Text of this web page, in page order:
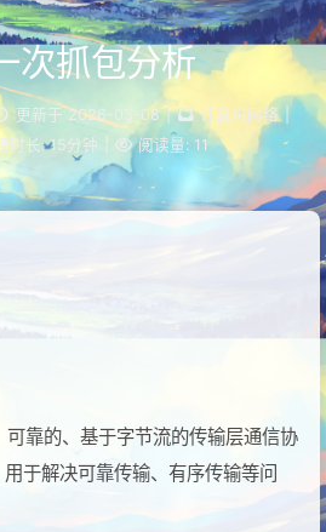
次抓包分析
更新于 2026-03-08 | 计算机网络 |
时长: 15分钟 阅读量: 11
靠的、基于字节流的传输层通信协
于解决可靠传输、有序传输等问